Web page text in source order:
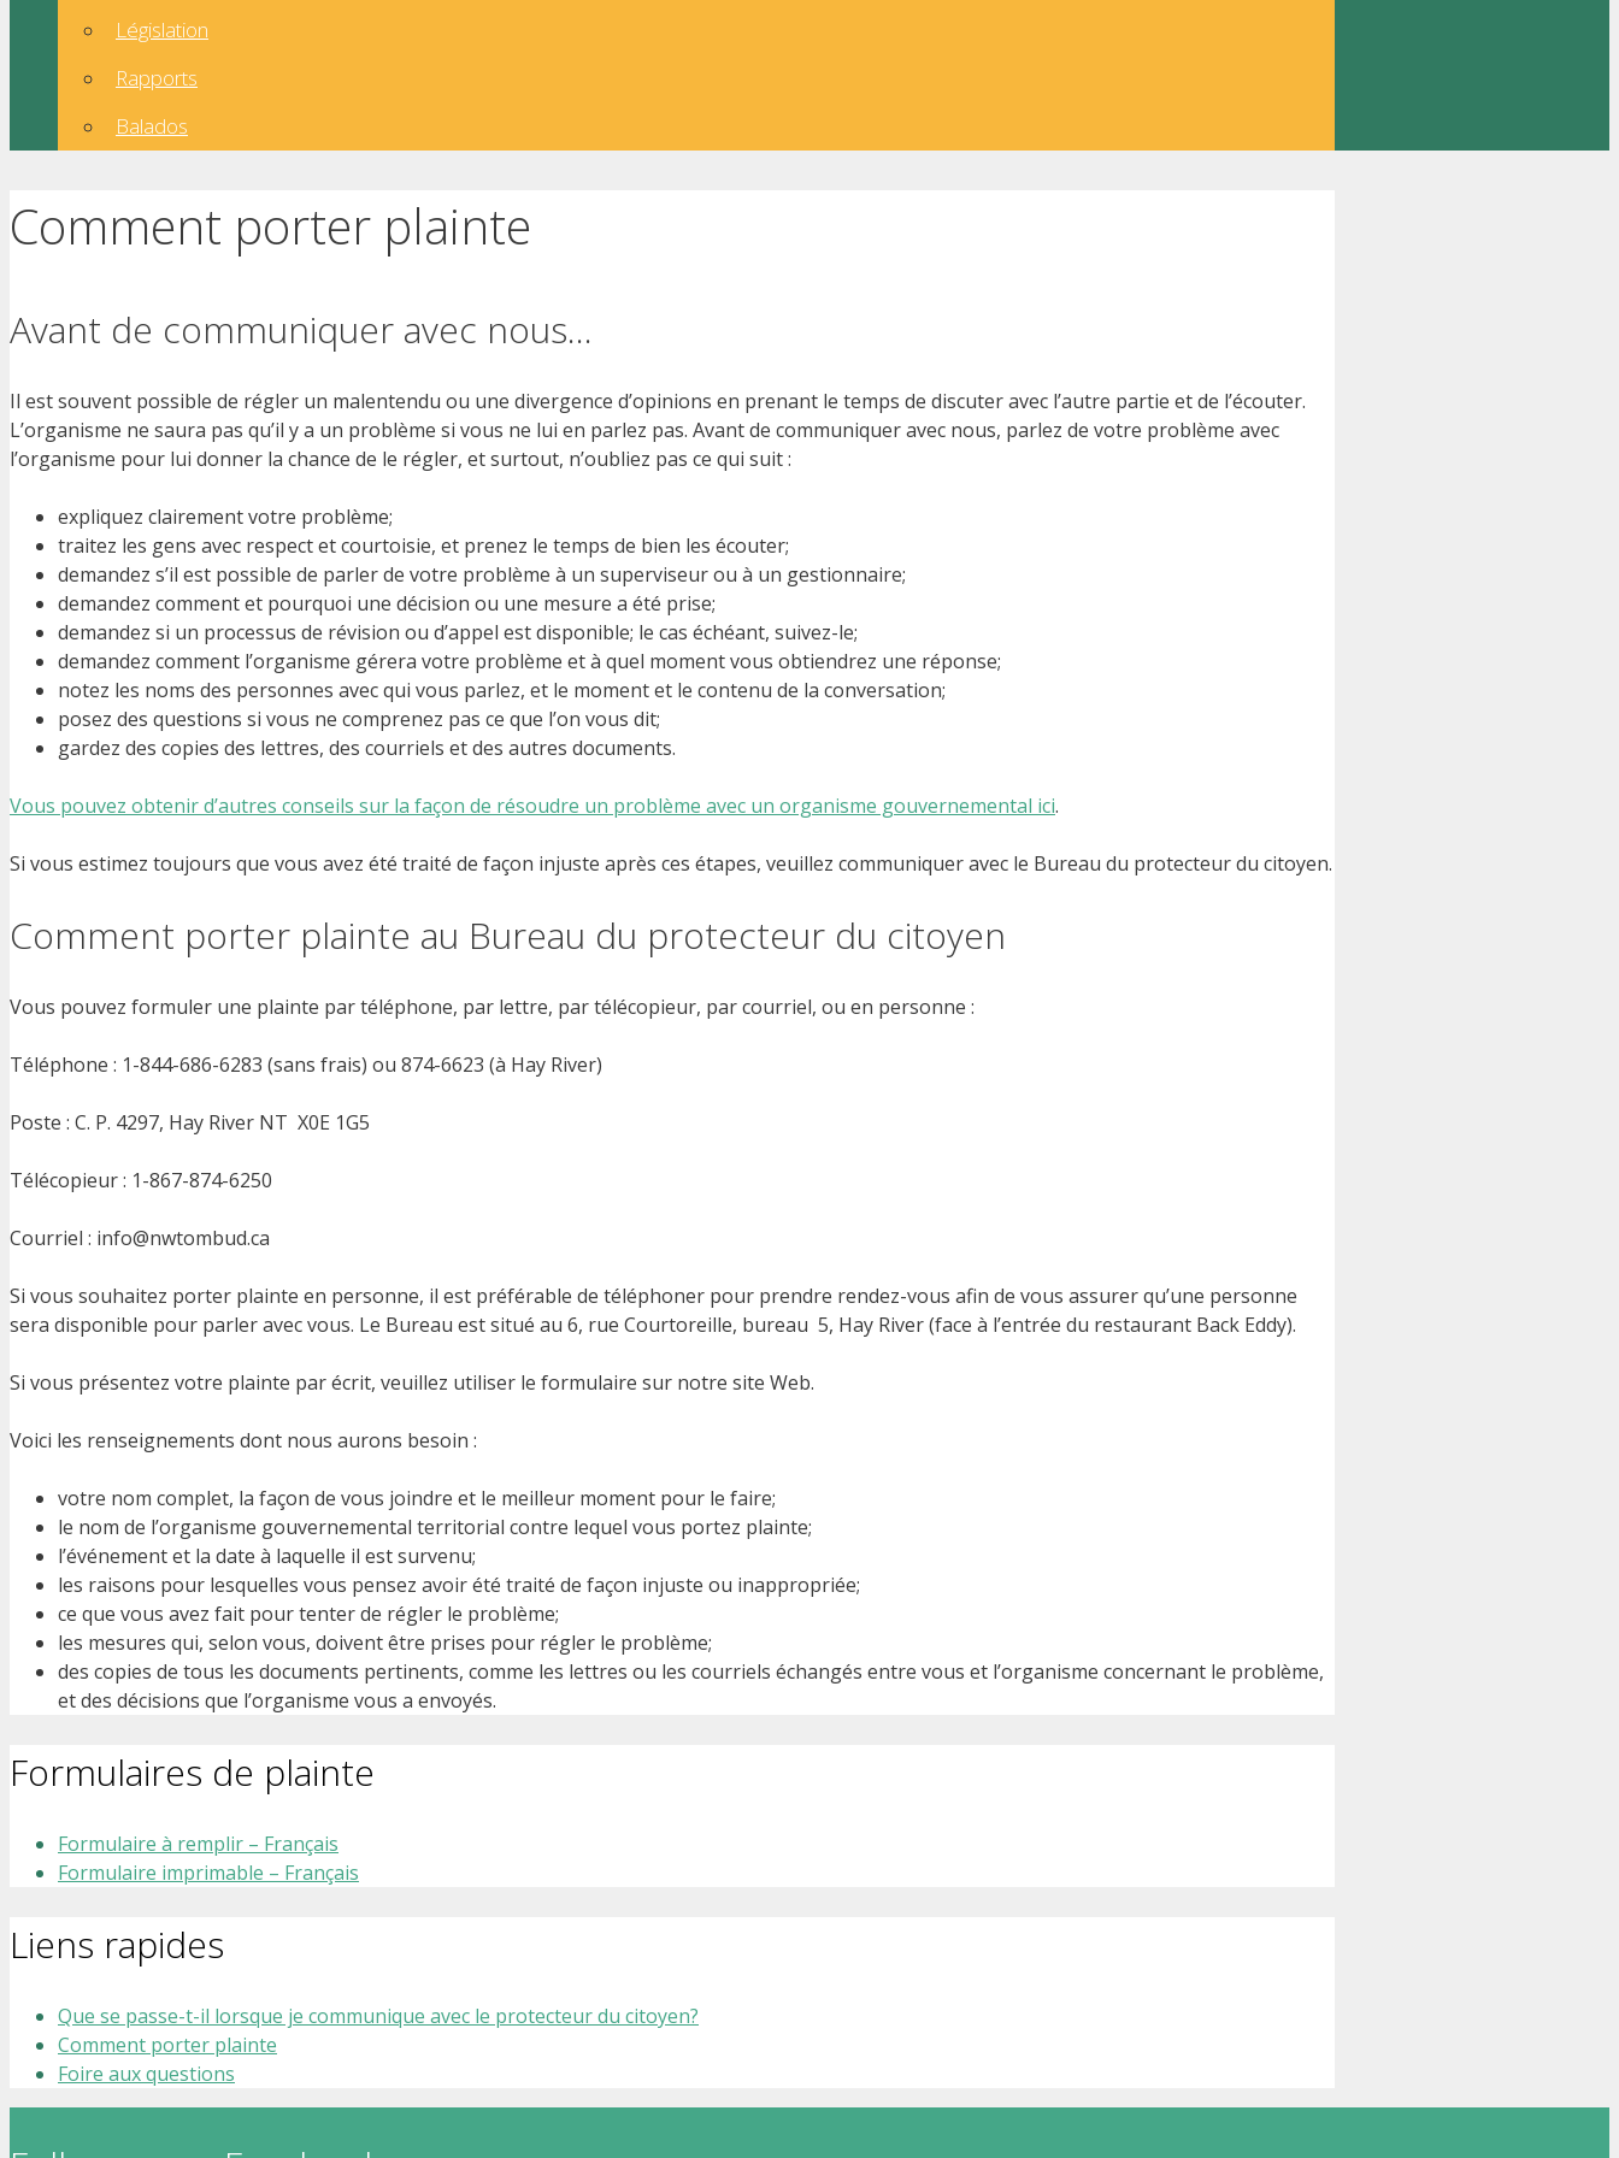
Législation
Rapports
Balados
Comment porter plainte
Avant de communiquer avec nous…
Il est souvent possible de régler un malentendu ou une divergence d’opinions en prenant le temps de discuter avec l’autre partie et de l’écouter.
L’organisme ne saura pas qu’il y a un problème si vous ne lui en parlez pas. Avant de communiquer avec nous, parlez de votre problème avec
l’organisme pour lui donner la chance de le régler, et surtout, n’oubliez pas ce qui suit :
expliquez clairement votre problème;
traitez les gens avec respect et courtoisie, et prenez le temps de bien les écouter;
demandez s’il est possible de parler de votre problème à un superviseur ou à un gestionnaire;
demandez comment et pourquoi une décision ou une mesure a été prise;
demandez si un processus de révision ou d’appel est disponible; le cas échéant, suivez-le;
demandez comment l’organisme gérera votre problème et à quel moment vous obtiendrez une réponse;
notez les noms des personnes avec qui vous parlez, et le moment et le contenu de la conversation;
posez des questions si vous ne comprenez pas ce que l’on vous dit;
gardez des copies des lettres, des courriels et des autres documents.
Vous pouvez obtenir d’autres conseils sur la façon de résoudre un problème avec un organisme gouvernemental ici.
Si vous estimez toujours que vous avez été traité de façon injuste après ces étapes, veuillez communiquer avec le Bureau du protecteur du citoyen.
Comment porter plainte au Bureau du protecteur du citoyen
Vous pouvez formuler une plainte par téléphone, par lettre, par télécopieur, par courriel, ou en personne :
Téléphone : 1-844-686-6283 (sans frais) ou 874-6623 (à Hay River)
Poste : C. P. 4297, Hay River NT X0E 1G5
Télécopieur : 1-867-874-6250
Courriel : info@nwtombud.ca
Si vous souhaitez porter plainte en personne, il est préférable de téléphoner pour prendre rendez-vous afin de vous assurer qu’une personne
sera disponible pour parler avec vous. Le Bureau est situé au 6, rue Courtoreille, bureau 5, Hay River (face à l’entrée du restaurant Back Eddy).
Si vous présentez votre plainte par écrit, veuillez utiliser le formulaire sur notre site Web.
Voici les renseignements dont nous aurons besoin :
votre nom complet, la façon de vous joindre et le meilleur moment pour le faire;
le nom de l’organisme gouvernemental territorial contre lequel vous portez plainte;
l’événement et la date à laquelle il est survenu;
les raisons pour lesquelles vous pensez avoir été traité de façon injuste ou inappropriée;
ce que vous avez fait pour tenter de régler le problème;
les mesures qui, selon vous, doivent être prises pour régler le problème;
des copies de tous les documents pertinents, comme les lettres ou les courriels échangés entre vous et l’organisme concernant le problème,
et des décisions que l’organisme vous a envoyés.
Formulaires de plainte
Formulaire à remplir – Français
Formulaire imprimable – Français
Liens rapides
Que se passe-t-il lorsque je communique avec le protecteur du citoyen?
Comment porter plainte
Foire aux questions